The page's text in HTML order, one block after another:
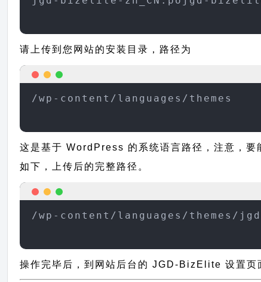
请上传到您网站的安装目录，路径为
/wp-content/languages/themes
这是基于 WordPress 的系统语言路径，注意，
如下，上传后的完整路径。
/wp-content/languages/themes/
操作完毕后，到网站后台的 JGD-BizElite 设置页